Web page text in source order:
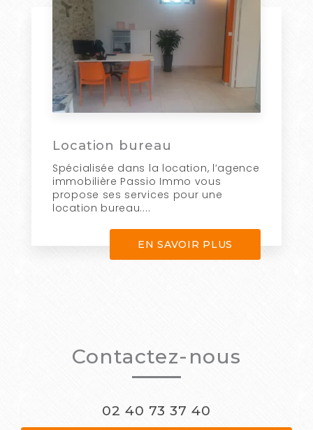
Location bureau
Spécialisée dans la location, l’agence
immobilière Passio Immo vous
propose ses services pour une
location bureau....
EN SAVOIR PLUS
Contactez-nous
02 40 73 37 40